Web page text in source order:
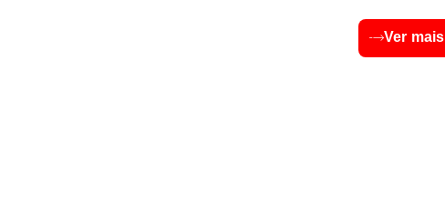
Ver mais